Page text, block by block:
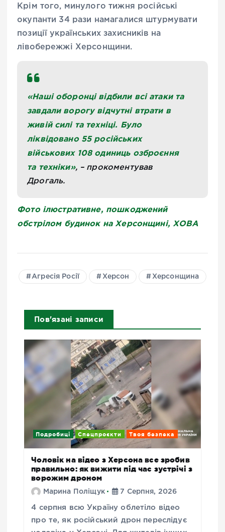
Крім того, минулого тижня російські
окупанти 34 рази намагалися штурмувати
позиції українських захисників на
лівобережжі Херсонщини.
«Наші оборонці відбили всі атаки та
завдали ворогу відчутні втрати в
живій силі та техніці. Було
ліквідовано 55 російських
військових 108 одиниць озброєння
та техніки», – прокоментував
Дрогаль.
Фото ілюстративне, пошкоджений
обстрілом будинок на Херсонщині, ХОВА
Агресія Росії Херсон Херсонщина
Пов'язані записи
Подробиці Спецпроєкти Твоя безпека
Чоловік на відео з Херсона все зробив
правильно: як вижити під час зустрічі з
ворожим дроном
Марина Поліщук 7 Серпня, 2026
4 серпня всю Україну облетіло відео
про те, як російський дрон переслідує